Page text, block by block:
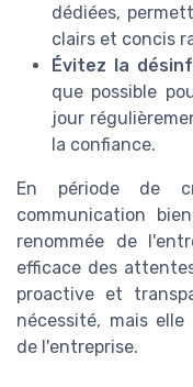
dédiées,
clairs et concis
Évitez la
que possible
jour
la confiance.
En période de
communication
renommée de
efficace des
proactive et
nécessité, mais
de l'entreprise.